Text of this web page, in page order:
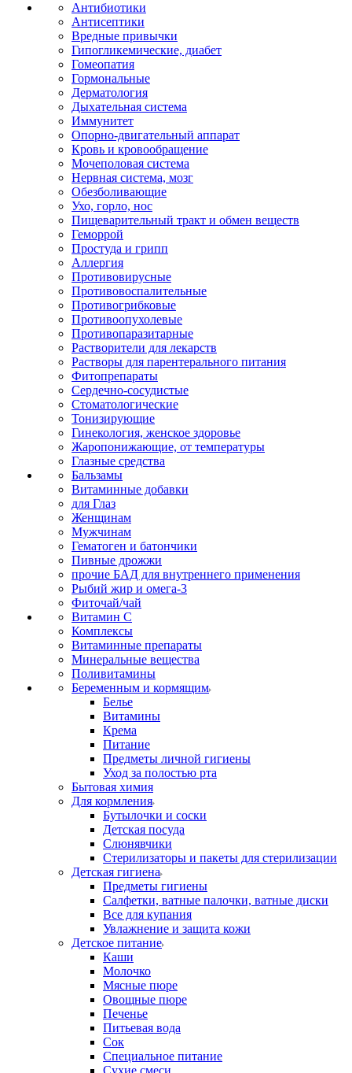
Антибиотики
Антисептики
Вредные привычки
Гипогликемические, диабет
Гомеопатия
Гормональные
Дерматология
Дыхательная система
Иммунитет
Опорно-двигательный аппарат
Кровь и кровообращение
Мочеполовая система
Нервная система, мозг
Обезболивающие
Ухо, горло, нос
Пищеварительный тракт и обмен веществ
Геморрой
Простуда и грипп
Аллергия
Противовирусные
Противовоспалительные
Противогрибковые
Противоопухолевые
Противопаразитарные
Растворители для лекарств
Растворы для парентерального питания
Фитопрепараты
Сердечно-сосудистые
Стоматологические
Тонизирующие
Гинекология, женское здоровье
Жаропонижающие, от температуры
Глазные средства
Бальзамы
Витаминные добавки
для Глаз
Женщинам
Мужчинам
Гематоген и батончики
Пивные дрожжи
прочие БАД для внутреннего применения
Рыбий жир и омега-3
Фиточай/чай
Витамин С
Комплексы
Витаминные препараты
Минеральные вещества
Поливитамины
Беременным и кормящим
Белье
Витамины
Крема
Питание
Предметы личной гигиены
Уход за полостью рта
Бытовая химия
Для кормления
Бутылочки и соски
Детская посуда
Слюнявчики
Стерилизаторы и пакеты для стерилизации
Детская гигиена
Предметы гигиены
Салфетки, ватные палочки, ватные диски
Все для купания
Увлажнение и защита кожи
Детское питание
Каши
Молочко
Мясные пюре
Овощные пюре
Печенье
Питьевая вода
Сок
Специальное питание
Сухие смеси